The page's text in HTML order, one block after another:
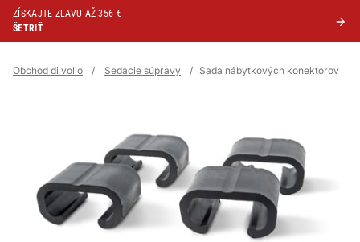
ZÍSKAJTE ZĽAVU AŽ 356 €
ŠETRIŤ
Obchod di volio / Sedacie súpravy / Sada nábytkových konektorov